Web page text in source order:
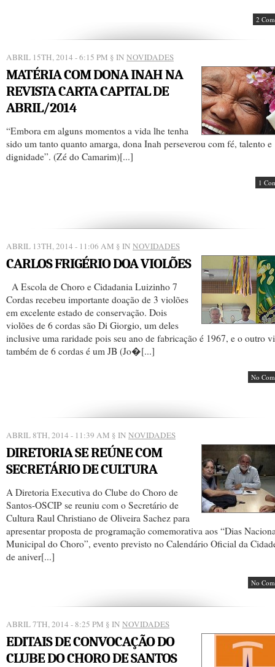
2
ABRIL 15TH, 2014 - 6:15 PM § IN NOVIDADES
MATÉRIA COM DONA INAH NA
REVISTA CARTA CAPITAL DE
ABRIL/2014
“Embora em alguns momentos a vida lhe tenha
sido um tanto quanto amarga, dona Inah perseverou com fé, talento e
dignidade”. (Zé do Camarim)[...]
1
ABRIL 13TH, 2014 - 11:06 AM § IN NOVIDADES
CARLOS FRIGÉRIO DOA VIOLÕES
A Escola de Choro e Cidadania Luizinho 7
Cordas recebeu importante doação de 3 violões
em excelente estado de conservação. Dois
violões de 6 cordas são Di Giorgio, um deles
inclusive uma raridade pois seu ano de fabricação é 1967, e o outro
também de 6 cordas é um JB (Jo�[...]
No
ABRIL 8TH, 2014 - 11:39 AM § IN NOVIDADES
DIRETORIA SE REÚNE COM
SECRETÁRIO DE CULTURA
A Diretoria Executiva do Clube do Choro de
Santos-OSCIP se reuniu com o Secretário de
Cultura Raul Christiano de Oliveira Sachez para
apresentar proposta de programação comemorativa aos “Dias
Municipal do Choro”, evento previsto no Calendário Oficial da
de aniver[...]
No
ABRIL 7TH, 2014 - 8:25 PM § IN NOVIDADES
EDITAIS DE CONVOCAÇÃO DO
CLUBE DO CHORO DE SANTOS